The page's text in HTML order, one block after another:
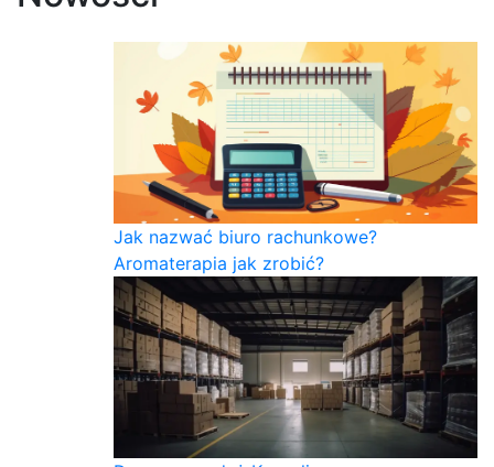
Jak nazwać biuro rachunkowe?
Aromaterapia jak zrobić?